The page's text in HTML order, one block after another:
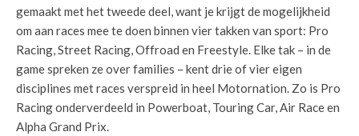
gemaakt met het tweede deel, want je krijgt de mogelijkheid
om aan races mee te doen binnen vier takken van sport: Pro
Racing, Street Racing, Offroad en Freestyle. Elke tak – in de
game spreken ze over families – kent drie of vier eigen
disciplines met races verspreid in heel Motornation. Zo is Pro
Racing onderverdeeld in Powerboat, Touring Car, Air Race en
Alpha Grand Prix.